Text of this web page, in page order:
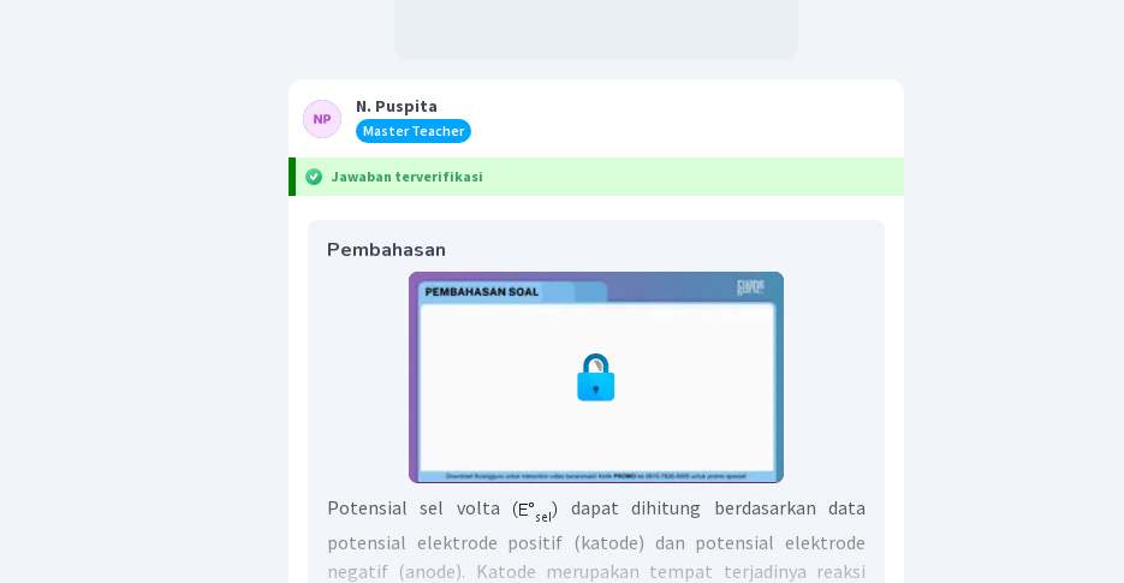
N. Puspita
Master Teacher
Jawaban terverifikasi
Pembahasan
Potensial sel volta
dapat dihitung berdasarkan data
potensial elektrode positif (katode) dan potensial elektrode
negatif (anode). Katode merupakan tempat terjadinya reaksi